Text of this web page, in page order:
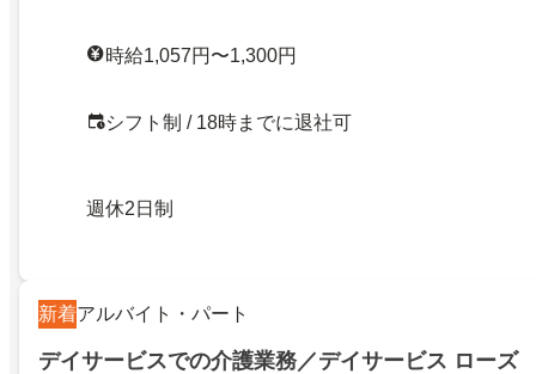
時給1,057円〜1,300円
シフト制 / 18時までに退社可
週休2日制
新着アルバイト・パート
デイサービスでの介護業務／デイサービス ローズ